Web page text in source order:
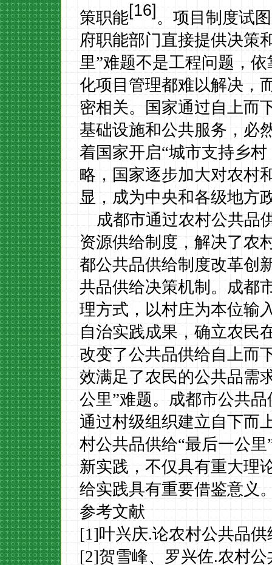
策职能[16]。项目制度试
府职能部门直接提供决策
里”难题不是工程问题，
化项目管理都难以解决，
密相关。国家通过自上而
基础设施和公共服务，必
着国家开启“城市支持乡
略，国家逐步加大对农村
显，成为中央和各级地方
成都市通过农村公共品
资源供给制度，解决了农
都公共品供给制度改革创
共品供给决策机制。成都
理方式，以村庄为本位输
自治实践成果，确立农民
改变了公共品供给自上而
效满足了农民的公共品需
公里”难题。成都市公共
通过村级组织建立自下而
村公共品供给“最后一公
新实践，不仅具有重大理
给实践具有重要借鉴意义
参考文献
[1]叶兴庆.论农村公共品
[2]贺雪峰、罗兴佐.农村公